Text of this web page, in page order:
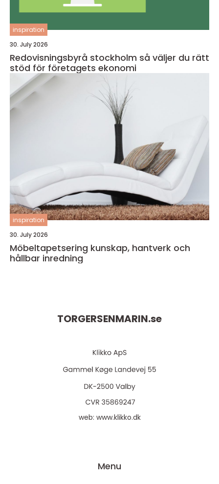
inspiration
30. July 2026
Redovisningsbyrå stockholm så väljer du rätt
stöd för företagets ekonomi
inspiration
30. July 2026
Möbeltapetsering kunskap, hantverk och
hållbar inredning
TORGERSENMARIN.se
web: www.klikko.dk
Menu